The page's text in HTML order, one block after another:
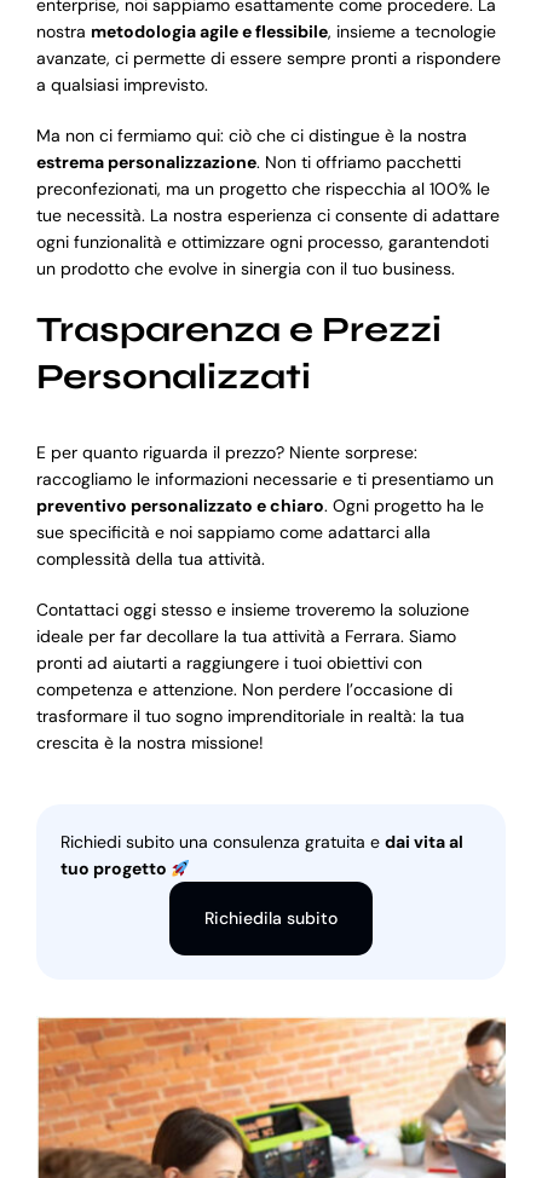
enterprise, noi sappiamo esattamente come procedere. La
nostra metodologia agile e flessibile, insieme a tecnologie
avanzate, ci permette di essere sempre pronti a rispondere
a qualsiasi imprevisto.
Ma non ci fermiamo qui: ciò che ci distingue è la nostra
estrema personalizzazione. Non ti offriamo pacchetti
preconfezionati, ma un progetto che rispecchia al 100% le
tue necessità. La nostra esperienza ci consente di adattare
ogni funzionalità e ottimizzare ogni processo, garantendoti
un prodotto che evolve in sinergia con il tuo business.
Trasparenza e Prezzi
Personalizzati
E per quanto riguarda il prezzo? Niente sorprese:
raccogliamo le informazioni necessarie e ti presentiamo un
preventivo personalizzato e chiaro. Ogni progetto ha le
sue specificità e noi sappiamo come adattarci alla
complessità della tua attività.
Contattaci oggi stesso e insieme troveremo la soluzione
ideale per far decollare la tua attività a Ferrara. Siamo
pronti ad aiutarti a raggiungere i tuoi obiettivi con
competenza e attenzione. Non perdere l’occasione di
trasformare il tuo sogno imprenditoriale in realtà: la tua
crescita è la nostra missione!
Richiedi subito una consulenza gratuita e dai vita al
tuo progetto
Richiedila subito